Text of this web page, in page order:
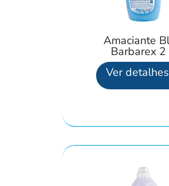
Amaciante
Barbarex 2
Ver detalhes